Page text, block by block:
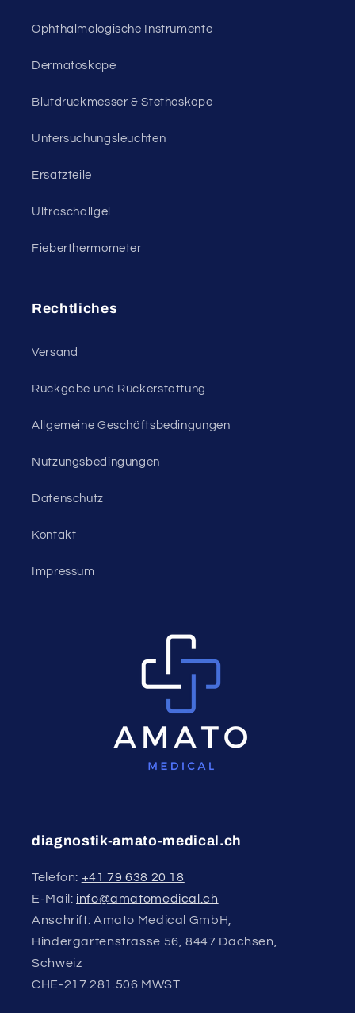
Ophthalmologische Instrumente
Dermatoskope
Blutdruckmesser & Stethoskope
Untersuchungsleuchten
Ersatzteile
Ultraschallgel
Fieberthermometer
Rechtliches
Versand
Rückgabe und Rückerstattung
Allgemeine Geschäftsbedingungen
Nutzungsbedingungen
Datenschutz
Kontakt
Impressum
diagnostik-amato-medical.ch
Telefon: +41 79 638 20 18
E-Mail: info@amatomedical.ch
Anschrift: Amato Medical GmbH,
Hindergartenstrasse 56, 8447 Dachsen,
Schweiz
CHE-217.281.506 MWST